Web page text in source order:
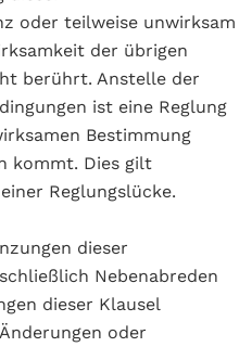
oder teilweise unwirksam
der übrigen
berührt. Anstelle der
ist eine Reglung
Bestimmung
kommt. Dies gilt
Reglungslücke.
dieser
Nebenabreden
dieser Klausel
oder